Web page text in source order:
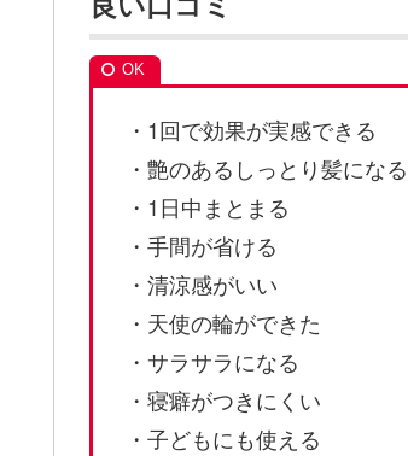
・1回で効果が実感できる
・艶のあるしっとり髪になる
・1日中まとまる
・手間が省ける
・清涼感がいい
・天使の輪ができた
・サラサラになる
・寝癖がつきにくい
・子どもにも使える